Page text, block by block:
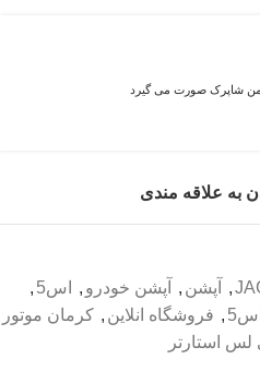
شاپرک صورت می گیرد
به علاقه مندی
, آپشن , آپشن خودرو , اس5
,
, فروشگاه انلاین , کرمان موتور
استارتر